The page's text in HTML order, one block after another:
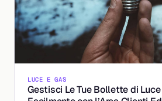
LUCE E GAS
Gestisci Le Tue Bollette di Luce